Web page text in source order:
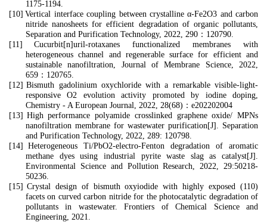
1175-1194.
[10] Vertical interface coupling between crystalline α-Fe2O3 and carbon
nitride nanosheets for efficient degradation of organic pollutants,
Separation and Purification Technology, 2022, 290 ： 120790.
[11]
Cucurbit[n]uril-rotaxanes functionalized membranes with
heterogeneous channel and regenerable surface for efficient and
sustainable nanofiltration, Journal of Membrane Science, 2022,
659 ： 120765.
[12] Bismuth gadolinium oxychloride with a remarkable visible‐light‐
responsive O2 evolution activity promoted by iodine doping,
Chemistry - A European Journal, 2022, 28(68) ： e202202004
[13] High performance polyamide crosslinked graphene oxide/ MPNs
nanofiltration membrane for wastewater purification[J]. Separation
and Purification Technology, 2022, 289: 120798.
[14]
Heterogeneous Ti/PbO2-electro-Fenton degradation of aromatic
methane dyes using industrial pyrite waste slag as catalyst[J].
Environmental Science and Pollution Research, 2022, 29:50218-
50236.
[15] Crystal design of bismuth oxyiodide with highly exposed (110)
facets on curved carbon nitride for the photocatalytic degradation of
pollutants in wastewater. Frontiers of Chemical Science and
Engineering, 2021.